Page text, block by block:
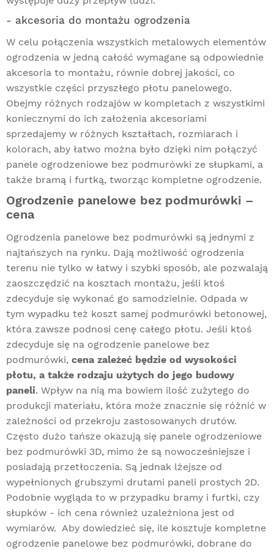
- akcesoria do montażu ogrodzenia
W celu połączenia wszystkich metalowych elementów
ogrodzenia w jedną całość wymagane są odpowiednie
akcesoria to montażu, równie dobrej jakości, co
wszystkie części przyszłego płotu panelowego.
Obejmy różnych rodzajów w kompletach z wszystkimi
koniecznymi do ich założenia akcesoriami
sprzedajemy w różnych kształtach, rozmiarach i
kolorach, aby łatwo można było dzięki nim połączyć
panele ogrodzeniowe bez podmurówki ze słupkami, a
także bramą i furtką, tworząc kompletne ogrodzenie.
Ogrodzenie panelowe bez podmurówki –
cena
Ogrodzenia panelowe bez podmurówki są jednymi z
najtańszych na rynku. Dają możliwość ogrodzenia
terenu nie tylko w łatwy i szybki sposób, ale pozwalają
zaoszczędzić na kosztach montażu, jeśli ktoś
zdecyduje się wykonać go samodzielnie. Odpada w
tym wypadku też koszt samej podmurówki betonowej,
która zawsze podnosi cenę całego płotu. Jeśli ktoś
zdecyduje się na ogrodzenie panelowe bez
podmurówki, cena zależeć będzie od wysokości
płotu, a także rodzaju użytych do jego budowy
paneli. Wpływ na nią ma bowiem ilość zużytego do
produkcji materiału, która może znacznie się różnić w
zależności od przekroju zastosowanych drutów.
Często dużo tańsze okazują się panele ogrodzeniowe
bez podmurówki 3D, mimo że są nowocześniejsze i
posiadają przetłoczenia. Są jednak lżejsze od
wypełnionych grubszymi drutami paneli prostych 2D.
Podobnie wygląda to w przypadku bramy i furtki, czy
słupków - ich cena również uzależniona jest od
wymiarów. Aby dowiedzieć się, ile kosztuje kompletne
ogrodzenie panelowe bez podmurówki, dobrane do